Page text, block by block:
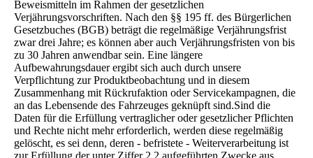
Beweismitteln im Rahmen der gesetzlichen
Verjährungsvorschriften. Nach den §§ 195 ff. des Bürgerlichen
Gesetzbuches (BGB) beträgt die regelmäßige Verjährungsfrist
zwar drei Jahre; es können aber auch Verjährungsfristen von bis
zu 30 Jahren anwendbar sein. Eine längere
Aufbewahrungsdauer ergibt sich auch durch unsere
Verpflichtung zur Produktbeobachtung und in diesem
Zusammenhang mit Rückrufaktion oder Servicekampagnen, die
an das Lebensende des Fahrzeuges geknüpft sind.Sind die
Daten für die Erfüllung vertraglicher oder gesetzlicher Pflichten
und Rechte nicht mehr erforderlich, werden diese regelmäßig
gelöscht, es sei denn, deren - befristete - Weiterverarbeitung ist
zur Erfüllung der unter Ziffer 2.2 aufgeführten Zwecke aus